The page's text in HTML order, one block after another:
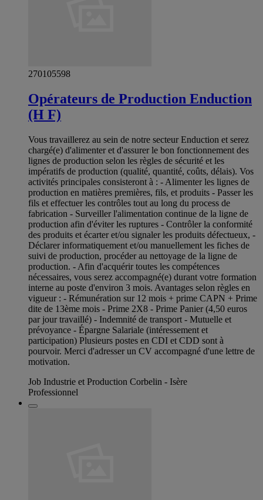
270105598
Opérateurs de Production Enduction
(H F)
Vous travaillerez au sein de notre secteur Enduction et serez
chargé(e) d'alimenter et d'assurer le bon fonctionnement des
lignes de production selon les règles de sécurité et les
impératifs de production (qualité, quantité, coûts, délais). Vos
activités principales consisteront à : - Alimenter les lignes de
production en matières premières, fils, et produits - Passer les
fils et effectuer les contrôles tout au long du process de
fabrication - Surveiller l'alimentation continue de la ligne de
production afin d'éviter les ruptures - Contrôler la conformité
des produits et écarter et/ou signaler les produits défectueux, -
Déclarer informatiquement et/ou manuellement les fiches de
suivi de production, procéder au nettoyage de la ligne de
production. - Afin d'acquérir toutes les compétences
nécessaires, vous serez accompagné(e) durant votre formation
interne au poste d'environ 3 mois. Avantages selon règles en
vigueur : - Rémunération sur 12 mois + prime CAPN + Prime
dite de 13ème mois - Prime 2X8 - Prime Panier (4,50 euros
par jour travaillé) - Indemnité de transport - Mutuelle et
prévoyance - Épargne Salariale (intéressement et
participation) Plusieurs postes en CDI et CDD sont à
pourvoir. Merci d'adresser un CV accompagné d'une lettre de
motivation.
Job Industrie et Production Corbelin - Isère
Professionnel